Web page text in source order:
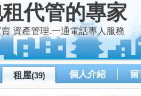
代管的專家
資產管理.一通電話專人服務
租屋(39) 個人介紹